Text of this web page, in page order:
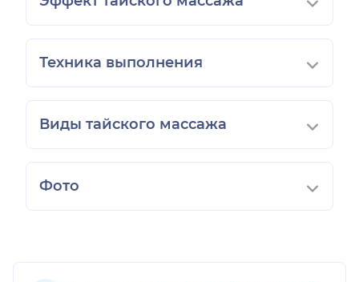
Техника выполнения
Виды тайского массажа
Фото